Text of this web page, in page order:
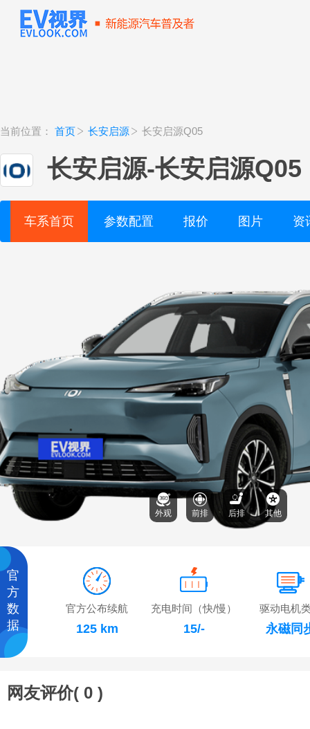
当前位置： 首页 长安启源 长安启源Q05
长安启源-长安启源Q05
车系首页 参数配置 报价 图片 资
外观 前排 后排 其他
官
方
数
据
官方公布续航
125 km
充电时间（快/慢）
15/-
驱动电机
永磁同
网友评价( 0 )